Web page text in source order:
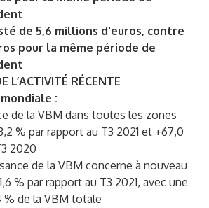
de 5,6 millions d'euros, contre
pour la même période de
L’ACTIVITÉ RÉCENTE
:
de la VBM dans toutes les zones
% par rapport au T3 2021 et +67,0
2020
de la VBM concerne à nouveau
% par rapport au T3 2021, avec une
% de la VBM totale